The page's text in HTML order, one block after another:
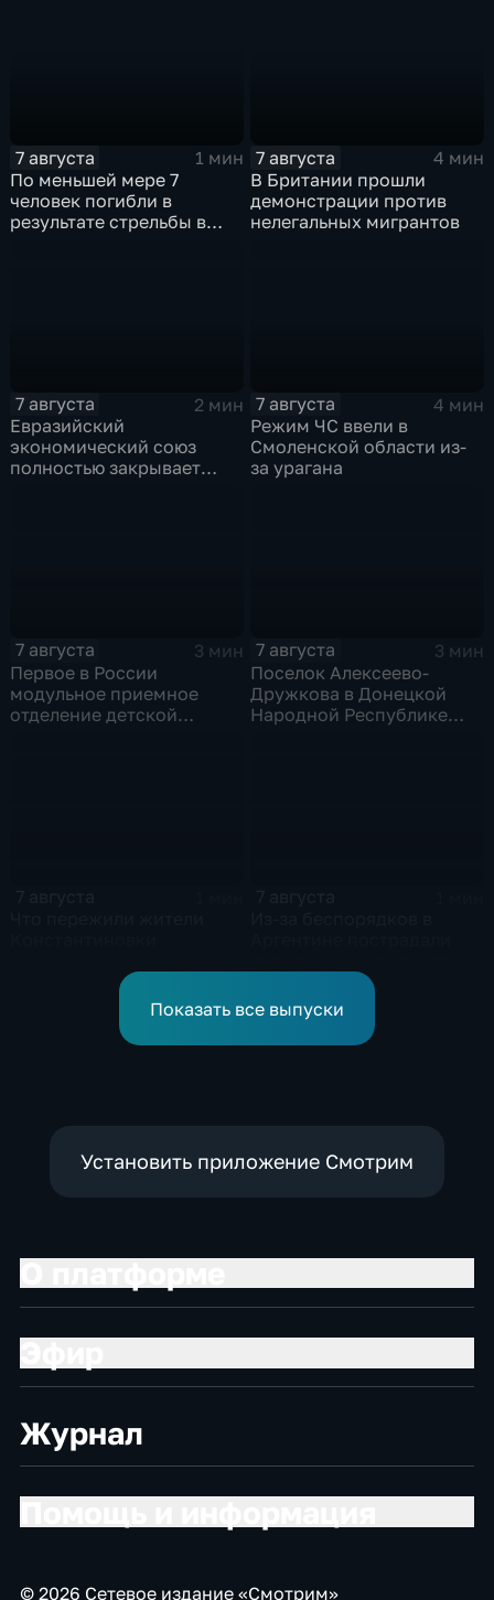
7 августа
1 мин
По меньшей мере 7
человек погибли в
результате стрельбы в
7 августа
4 мин
В Британии прошли
демонстрации против
нелегальных мигрантов
7 августа
2 мин
Евразийский
экономический союз
полностью закрывает
7 августа
4 мин
Режим ЧС ввели в
Смоленской области из-
за урагана
7 августа
3 мин
Первое в России
модульное приемное
отделение детской
7 августа
3 мин
Поселок Алексеево-
Дружкова в Донецкой
Народной Республике
Показать все выпуски
Установить приложение Смотрим
Журнал
© 2026 Сетевое издание «Смотрим»